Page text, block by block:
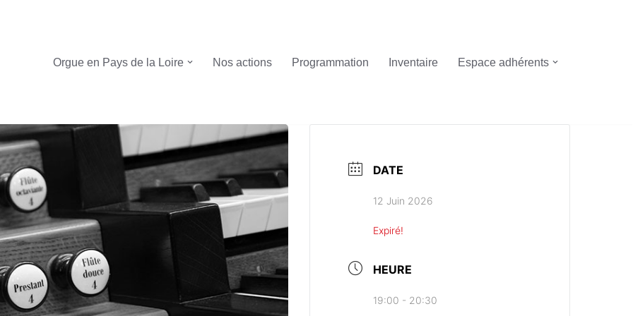
Orgue en Pays de la Loire Nos actions Programmation Inventaire Espace adhérents
DATE
12 Juin 2026
Expiré!
HEURE
19:00 - 20:30